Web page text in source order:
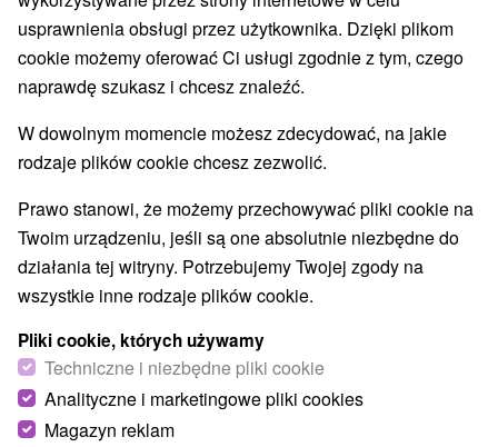
Wybierz lokalizację lub datę
NAJTAŃSZE NAJDROŻSZE NA PODSTAWIE OCENY
usprawnienia obsługi przez użytkownika. Dzięki plikom
cookie możemy oferować Ci usługi zgodnie z tym, czego
naprawdę szukasz i chcesz znaleźć.
W dowolnym momencie możesz zdecydować, na jakie
rodzaje plików cookie chcesz zezwolić.
Prawo stanowi, że możemy przechowywać pliki cookie na
Twoim urządzeniu, jeśli są one absolutnie niezbędne do
działania tej witryny. Potrzebujemy Twojej zgody na
wszystkie inne rodzaje plików cookie.
Pliki cookie, których używamy
Techniczne i niezbędne pliki cookie
Analityczne i marketingowe pliki cookies
Magazyn reklam